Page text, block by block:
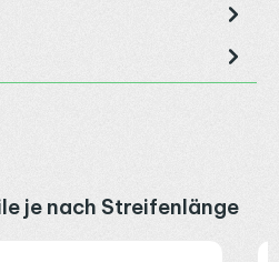
je nach Streifenlänge